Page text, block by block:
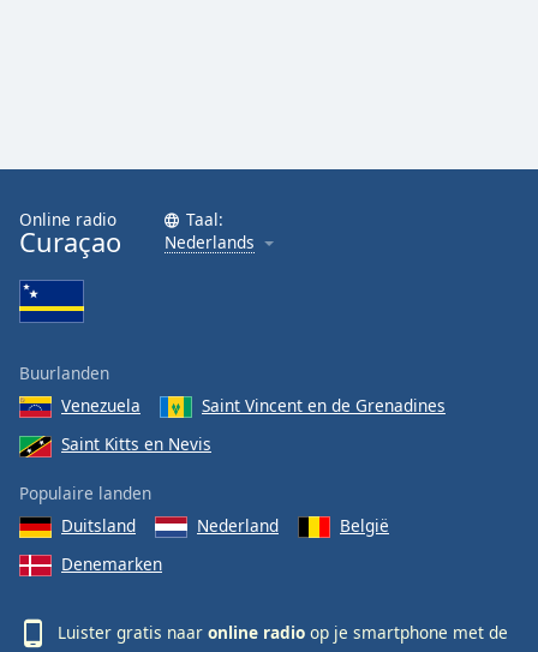
Online radio
Curaçao
Taal:
Nederlands
Buurlanden
Venezuela
Saint Vincent en de Grenadines
Saint Kitts en Nevis
Populaire landen
Duitsland
Nederland
België
Denemarken
Luister gratis naar online radio op je smartphone met de